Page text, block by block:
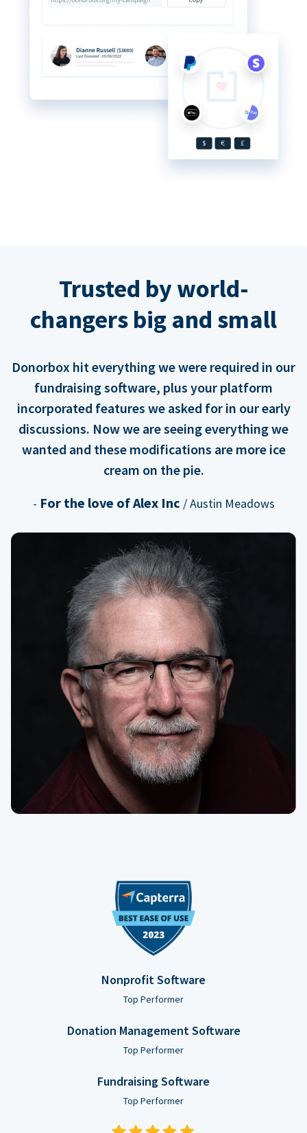
Trusted by world-
changers big and small
Donorbox hit everything we were required in our
fundraising software, plus your platform
incorporated features we asked for in our early
discussions. Now we are seeing everything we
wanted and these modifications are more ice
cream on the pie.
- For the love of Alex Inc / Austin Meadows
Nonprofit Software
Top Performer
Donation Management Software
Top Performer
Fundraising Software
Top Performer